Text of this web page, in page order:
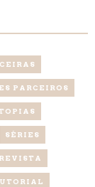
PARCEIROS
SÉRIES